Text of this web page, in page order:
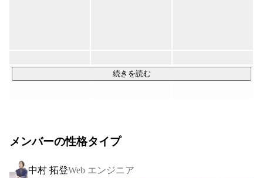
く社風を表現しています。
続きを読む
メンバーの性格タイプ
中村 拓登Web エンジニア